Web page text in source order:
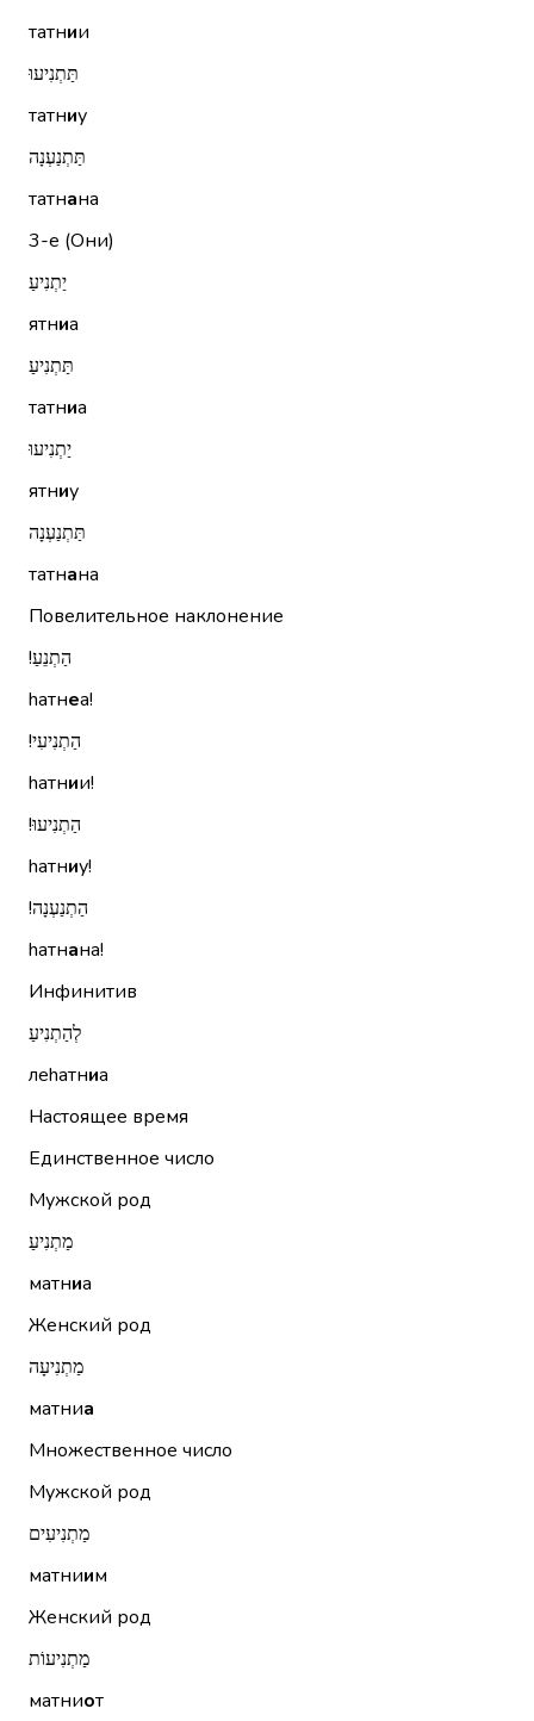
татнии
תַּתְנִיעוּ
татниу
תַּתְנַעְנָה
татнана
3-е (Они)
יַתְנִיעַ
ятниа
תַּתְנִיעַ
татниа
יַתְנִיעוּ
ятниу
תַּתְנַעְנָה
татнана
Повелительное наклонение
הַתְנֵעַ!‏
hатнеа!
הַתְנִיעִי!‏
hатнии!
הַתְנִיעוּ!‏
hатниу!
הַתְנַעְנָה!‏
hатнана!
Инфинитив
לְהַתְנִיעַ
леhатниа
Настоящее время
Единственное число
Мужской род
מַתְנִיעַ
матниа
Женский род
מַתְנִיעָה
матниа
Множественное число
Мужской род
מַתְנִיעִים
матниим
Женский род
מַתְנִיעוֹת
матниот